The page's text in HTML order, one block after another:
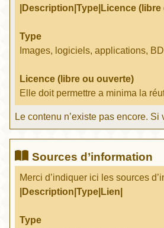
|Description|Type|Licence (libre
Type
Images, logiciels, applications,
Licence (libre ou ouverte)
Elle doit permettre a minima la
Le contenu n’existe pas encore.
Sources d’information
Merci d’indiquer ici les sources
|Description|Type|Lien|
Type